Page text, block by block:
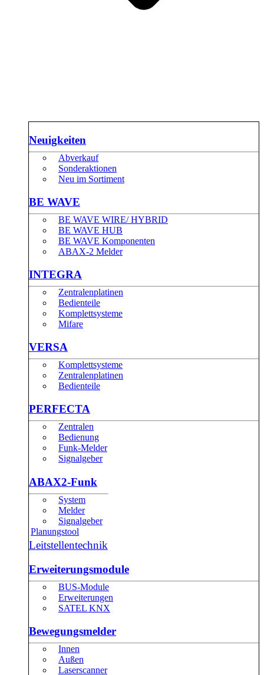
Neuigkeiten
Abverkauf
Sonderaktionen
Neu im Sortiment
BE WAVE
BE WAVE WIRE/ HYBRID
BE WAVE HUB
BE WAVE Komponenten
ABAX-2 Melder
INTEGRA
Zentralenplatinen
Bedienteile
Komplettsysteme
Mifare
VERSA
Komplettsysteme
Zentralenplatinen
Bedienteile
PERFECTA
Zentralen
Bedienung
Funk-Melder
Signalgeber
ABAX2-Funk
System
Melder
Signalgeber
Planungstool
Leitstellentechnik
Erweiterungsmodule
BUS-Module
Erweiterungen
SATEL KNX
Bewegungsmelder
Innen
Außen
Laserscanner